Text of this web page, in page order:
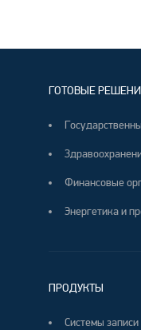
ГОТОВЫЕ
Финансовые
Энергетика и
ПРОДУКТЫ
Системы